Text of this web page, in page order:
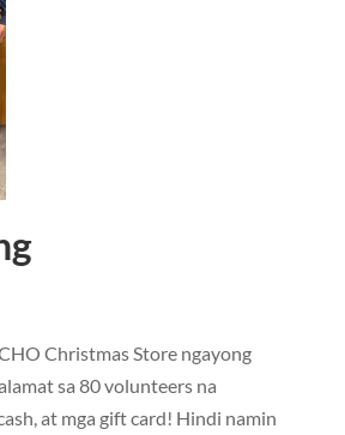
Christmas Store ngayong
sa 80 volunteers na
at mga gift card! Hindi namin